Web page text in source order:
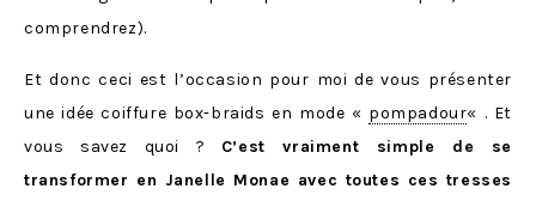
comprendrez).
Et donc ceci est l’occasion pour moi de vous présenter
une idée coiffure box-braids en mode « pompadour« . Et
vous savez quoi ? C’est vraiment simple de se
transformer en Janelle Monae avec toutes ces tresses